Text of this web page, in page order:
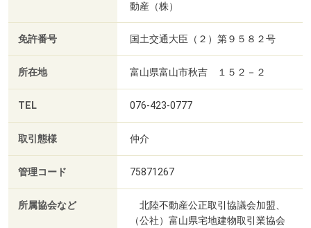
動産（株）
免許番号 国土交通大臣（２）第９５８２号
所在地 富山県富山市秋吉 １５２－２
TEL 076-423-0777
取引態様 仲介
管理コード 75871267
所属協会など
北陸不動産公正取引協議会加盟、
（公社）富山県宅地建物取引業協会